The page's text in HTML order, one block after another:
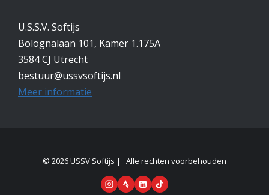
U.S.S.V. Softijs
Bolognalaan 101, Kamer 1.175A
3584 CJ Utrecht
bestuur@ussvsoftijs.nl
Meer informatie
© 2026 USSV Softijs | Alle rechten voorbehouden